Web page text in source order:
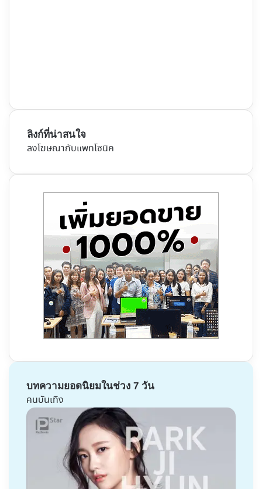
ลิงก์ที่น่าสนใจ
ลงโฆษณากับแพทโซนิค
บทความยอดนิยมในช่วง 7 วัน
คนบันเทิง